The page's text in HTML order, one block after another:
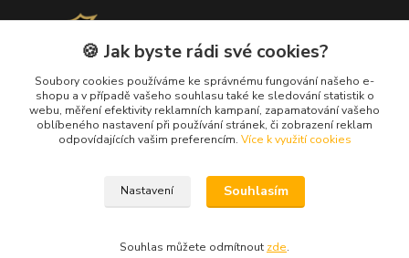
+420 733 562 259
(Po - Pá, 8 - 17 hod.)
info@jeanpeau.cz
Upravit sběr cookies.
🍪 Jak byste rádi své cookies?
Soubory cookies používáme ke správnému fungování našeho e-
shopu a v případě vašeho souhlasu také ke sledování statistik o
webu, měření efektivity reklamních kampaní, zapamatování vašeho
oblíbeného nastavení při používání stránek, či zobrazení reklam
odpovídajících vašim preferencím. Více k využití cookies
Nastavení Souhlasím
Souhlas můžete odmítnout zde.